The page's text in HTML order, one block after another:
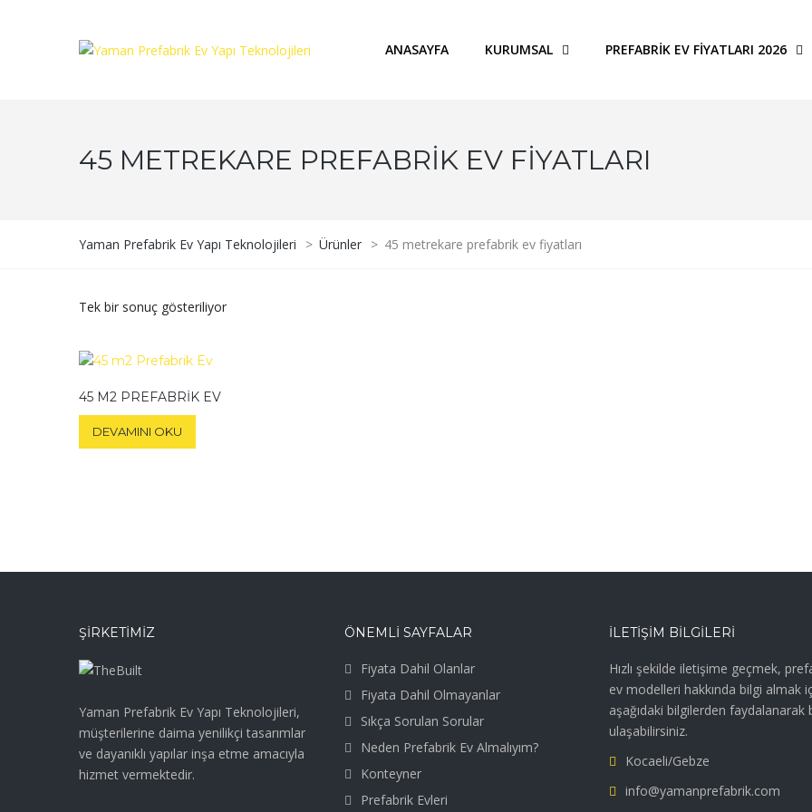
ANASAYFA KURUMSAL PREFABRIK EV FIYATLARI 2026
45 METREKARE PREFABRIK EV FIYATLARI
Yaman Prefabrik Ev Yapı Teknolojileri > Ürünler > 45 metrekare prefabrik ev fiyatları
Tek bir sonuç gösteriliyor
45 M2 PREFABRIK EV
DEVAMINI OKU
ŞIRKETIMIZ
Yaman Prefabrik Ev Yapı Teknolojileri,
müşterilerine daima yenilikçi tasarımlar
ve dayanıklı yapılar inşa etme amacıyla
hizmet vermektedir.
ÖNEMLİ SAYFALAR
Fiyata Dahil Olanlar
Fiyata Dahil Olmayanlar
Sıkça Sorulan Sorular
Neden Prefabrik Ev Almalıyım?
Konteyner
Prefabrik Evleri
İLETIŞIM BILGILERI
Hızlı şekilde iletişime geçmek,
ev modelleri hakkında bilgi almak
aşağıdaki bilgilerden faydalanarak
ulaşabilirsiniz.
Kocaeli/Gebze
info@yamanprefabrik.com